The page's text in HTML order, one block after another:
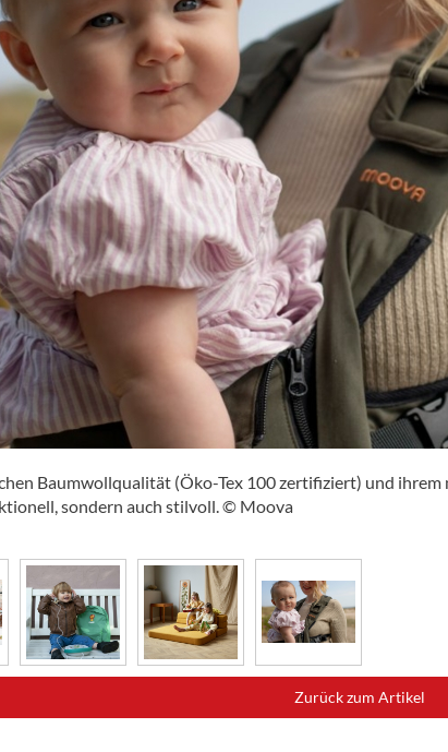
Baumwollqualität (Öko-Tex 100 zertifiziert) und
sondern auch stilvoll. © Moova
Zurück zum Artikel